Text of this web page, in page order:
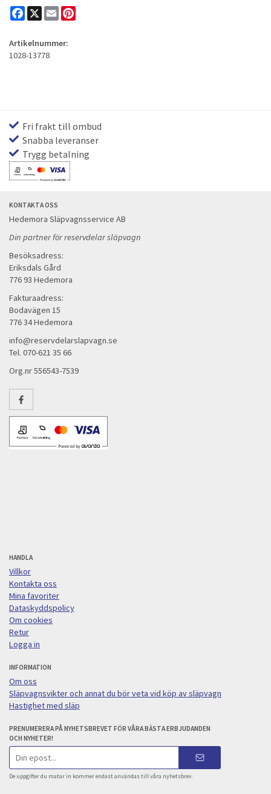
Facebook
X Email
Artikelnummer:
1028-13778
Fri frakt till ombud
Snabba leveranser
Trygg betalning
KONTAKTA OSS
Hedemora Släpvagnsservice AB
Din partner för reservdelar släpvagn
Besöksadress:
Eriksdals Gård
776 93 Hedemora
Fakturaadress:
Bodavägen 15
776 34 Hedemora
info@reservdelarslapvagn.se
Tel. 070-621 35 66
Org.nr 556543-7539
HANDLA
Villkor
Kontakta oss
Mina favoriter
Dataskyddspolicy
Om cookies
Retur
Logga in
INFORMATION
Om oss
Släpvagnsvikter och annat du bör veta vid köp av släpvagn
Hastighet med släp
PRENUMERERA PÅ NYHETSBREVET FÖR VÅRA BÄSTA ERBJUDANDEN
OCH NYHETER!
E-
postadress
De uppgifter du matar in kommer endast användas till våra nyhetsbrev.